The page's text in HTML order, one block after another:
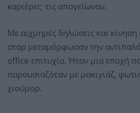
καριέρες· τις απογείωναν.
Με αιχμηρές δηλώσεις και κίνηση
σταρ μεταμόρφωσαν την
office επιτυχία. Ήταν μια εποχή
παρουσιαζόταν με μακιγιάζ,
χιούμορ.